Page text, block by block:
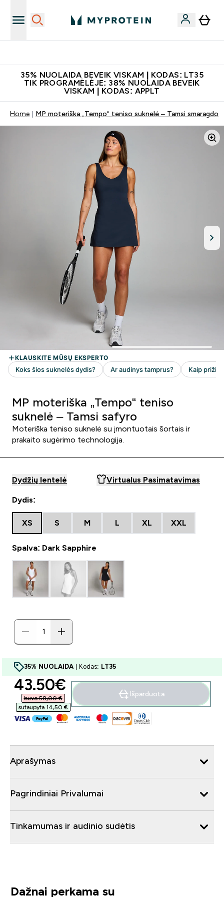
35% NUOLAIDA BEVEIK VISKAM | KODAS: LT35
TIK PROGRAMĖLĖJE: 38% NUOLAIDA BEVEIK
VISKAM | KODAS: APPLT
Home MP moteriška „Tempo“ teniso suknelė – Tamsi smaragdo
MP moteriška „Tempo“ teniso
suknelė – Tamsi safyro
Moteriška teniso suknelė su įmontuotais šortais ir
prakaito sugėrimo technologija.
Dydžių lentelė Virtualus Pasimatavimas
Dydis:
XS S M L XL XXL
Spalva: Dark Sapphire
35% NUOLAIDA | Kodas: LT35
discounted price
43.50€‎
buvo 58,00 €‎
sutaupyta 14,50 €‎
Išparduota
Aprašymas
Pagrindiniai Privalumai
Tinkamumas ir audinio sudėtis
Dažnai perkama su